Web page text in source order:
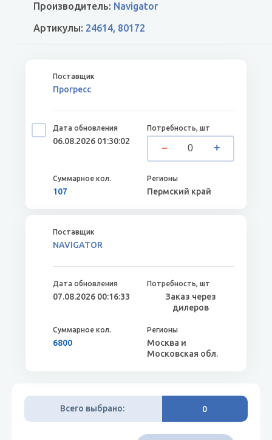
Производитель: Navigator
Артикулы: 24614, 80172
Прогресс
06.08.2026 01:30:02
107 Пермский край
NAVIGATOR
07.08.2026 00:16:33
6800
Заказ через
дилеров
Москва и
Московская обл.
Всего выбрано: 0